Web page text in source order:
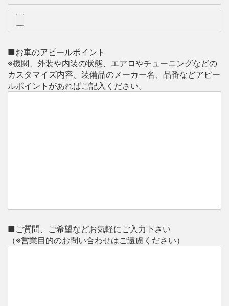
■お車のアピールポイント
※機関、外装や内装の状態、エアロやチューニングなどの
カスタマイズ内容、装備品のメーカー名、品番などアピー
ルポイントがあればご記入ください。
■ご質問、ご希望などお気軽にご入力下さい
（※営業目的のお問い合わせはご遠慮ください）